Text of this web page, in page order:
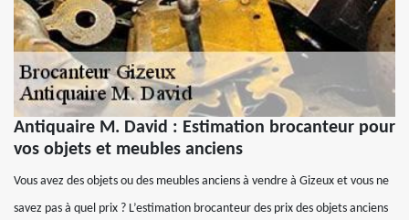
Antiquaire M. David : Estimation brocanteur pour
vos objets et meubles anciens
Vous avez des objets ou des meubles anciens à vendre à Gizeux et vous ne
savez pas à quel prix ? L’estimation brocanteur des prix des objets anciens